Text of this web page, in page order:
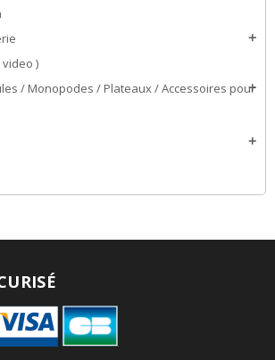
add
)
/ Monopodes / Plateaux / Accessoires pour
add
add